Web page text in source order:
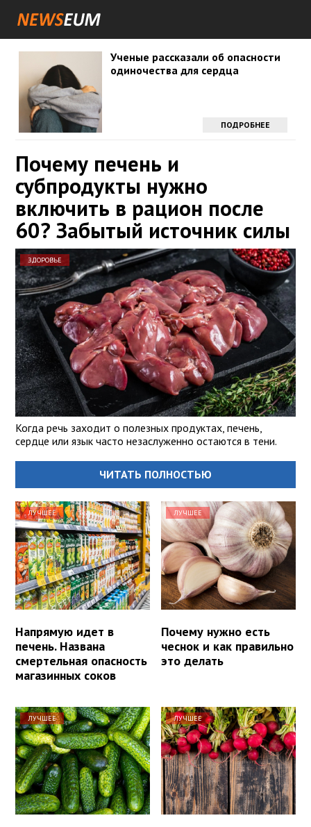
Ученые рассказали об опасности
одиночества для сердца
ПОДРОБНЕЕ
Почему печень и
субпродукты нужно
включить в рацион после
60? Забытый источник силы
ЗДОРОВЬЕ
Когда речь заходит о полезных продуктах, печень,
сердце или язык часто незаслуженно остаются в тени.
ЧИТАТЬ ПОЛНОСТЬЮ
ЛУЧШЕЕ
Напрямую идет в
печень. Названа
смертельная опасность
магазинных соков
ЛУЧШЕЕ
Почему нужно есть
чеснок и как правильно
это делать
ЛУЧШЕЕ ЛУЧШЕЕ